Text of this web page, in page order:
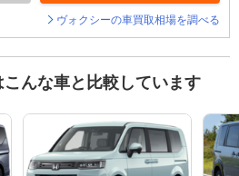
ヴォクシーの車買取相場を調べる
んな車と比較しています